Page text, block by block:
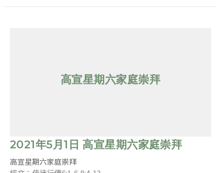
高宣星期六家庭崇拜
2021年5月1日 高宣星期六家庭崇拜
高宣星期六家庭崇拜